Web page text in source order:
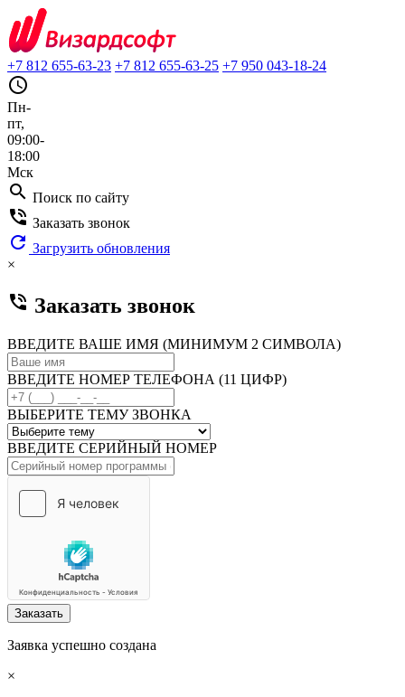
+7 812 655-63-23 +7 812 655-63-25 +7 950 043-18-24
query_builder
Пн-
пт,
09:00-
18:00
Мск
search Поиск по сайту
phone_in_talk Заказать звонок
refresh Загрузить обновления
×
phone_in_talk Заказать звонок
ВВЕДИТЕ ВАШЕ ИМЯ (МИНИМУМ 2 СИМВОЛА)
ВВЕДИТЕ НОМЕР ТЕЛЕФОНА (11 ЦИФР)
ВЫБЕРИТЕ ТЕМУ ЗВОНКА
ВВЕДИТЕ СЕРИЙНЫЙ НОМЕР
Заказать
Заявка успешно создана
×